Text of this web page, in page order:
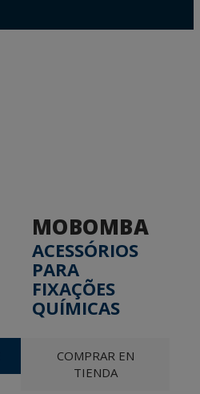
MOBOMBA
ACESSÓRIOS
PARA
FIXAÇÕES
QUÍMICAS
COMPRAR EN
TIENDA